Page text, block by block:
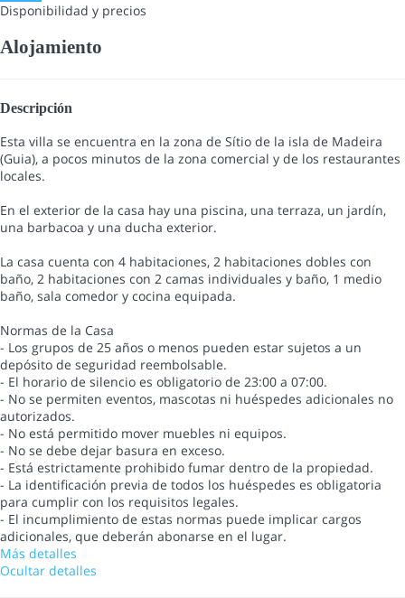
Disponibilidad y precios
Alojamiento
Descripción
Esta villa se encuentra en la zona de Sítio de la isla de Madeira
(Guia), a pocos minutos de la zona comercial y de los restaurantes
locales.
En el exterior de la casa hay una piscina, una terraza, un jardín,
una barbacoa y una ducha exterior.
La casa cuenta con 4 habitaciones, 2 habitaciones dobles con
baño, 2 habitaciones con 2 camas individuales y baño, 1 medio
baño, sala comedor y cocina equipada.
Normas de la Casa
- Los grupos de 25 años o menos pueden estar sujetos a un
depósito de seguridad reembolsable.
- El horario de silencio es obligatorio de 23:00 a 07:00.
- No se permiten eventos, mascotas ni huéspedes adicionales no
autorizados.
- No está permitido mover muebles ni equipos.
- No se debe dejar basura en exceso.
- Está estrictamente prohibido fumar dentro de la propiedad.
- La identificación previa de todos los huéspedes es obligatoria
para cumplir con los requisitos legales.
- El incumplimiento de estas normas puede implicar cargos
adicionales, que deberán abonarse en el lugar.
Más detalles
Ocultar detalles